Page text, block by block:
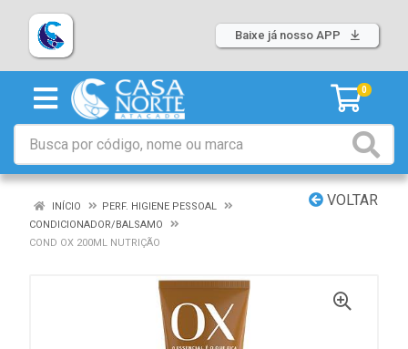
Baixe já nosso APP
0
VOLTAR
INÍCIO
PERF. HIGIENE PESSOAL
CONDICIONADOR/BALSAMO
COND OX 200ML NUTRIÇÃO